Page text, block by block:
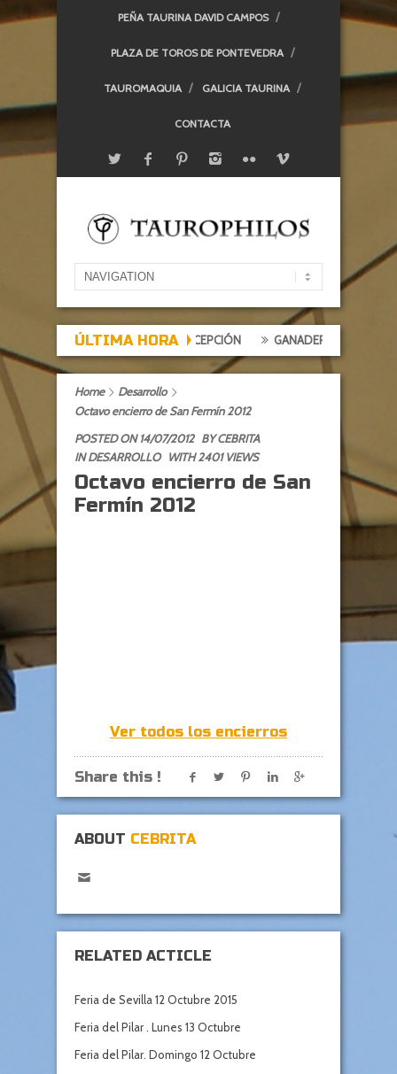
PEÑA TAURINA DAVID CAMPOS
PLAZA DE TOROS DE PONTEVEDRA
TAUROMAQUIA GALICIA TAURINA
CONTACTA
ÚLTIMA HORA
EXPECTACIÓN, TARDE DE DECEPCIÓN GANADERÍAS: ALCURRUCÉN
Home
Desarrollo
Octavo encierro de San Fermín 2012
POSTED ON 14/07/2012 BYCEBRITA
INDESARROLLO WITH 2401 VIEWS
Octavo encierro de San
Fermín 2012
Ver todos los encierros
Share this !
ABOUT CEBRITA
RELATED ACTICLE
Feria de Sevilla 12 Octubre 2015
Feria del Pilar . Lunes 13 Octubre
Feria del Pilar. Domingo 12 Octubre